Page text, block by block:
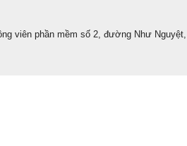
viên phần mềm số 2, đường Như